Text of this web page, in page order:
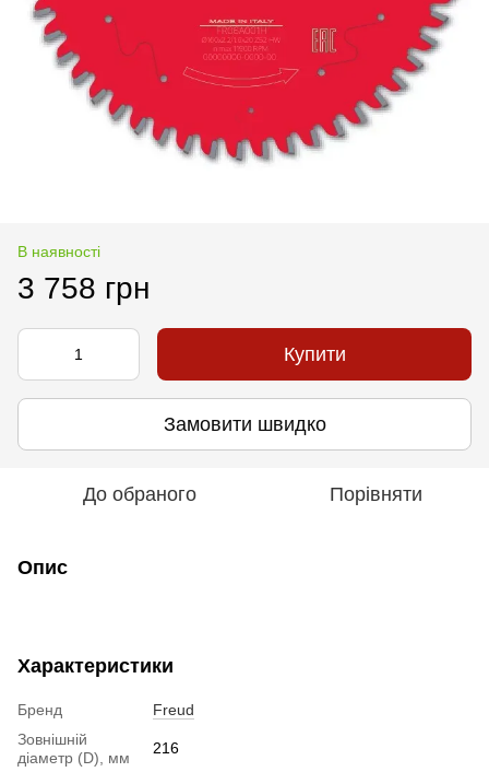
В наявності
3 758 грн
Купити
Замовити швидко
До обраного Порівняти
Опис
Характеристики
Бренд
Freud
Зовнішній
діаметр (D), мм
216